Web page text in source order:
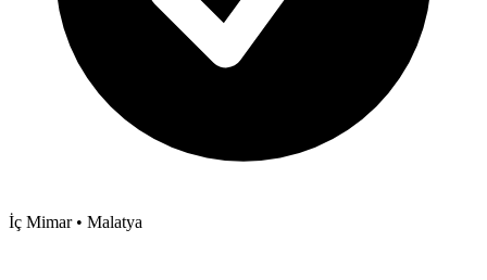
İç Mimar • Malatya